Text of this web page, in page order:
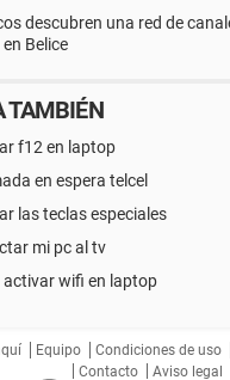
descubren una red de
Belice
TAMBIÉN
f12 en laptop
en espera telcel
las teclas especiales
mi pc al tv
activar wifi en laptop
Equipo Condiciones de uso
Contacto
Aviso legal